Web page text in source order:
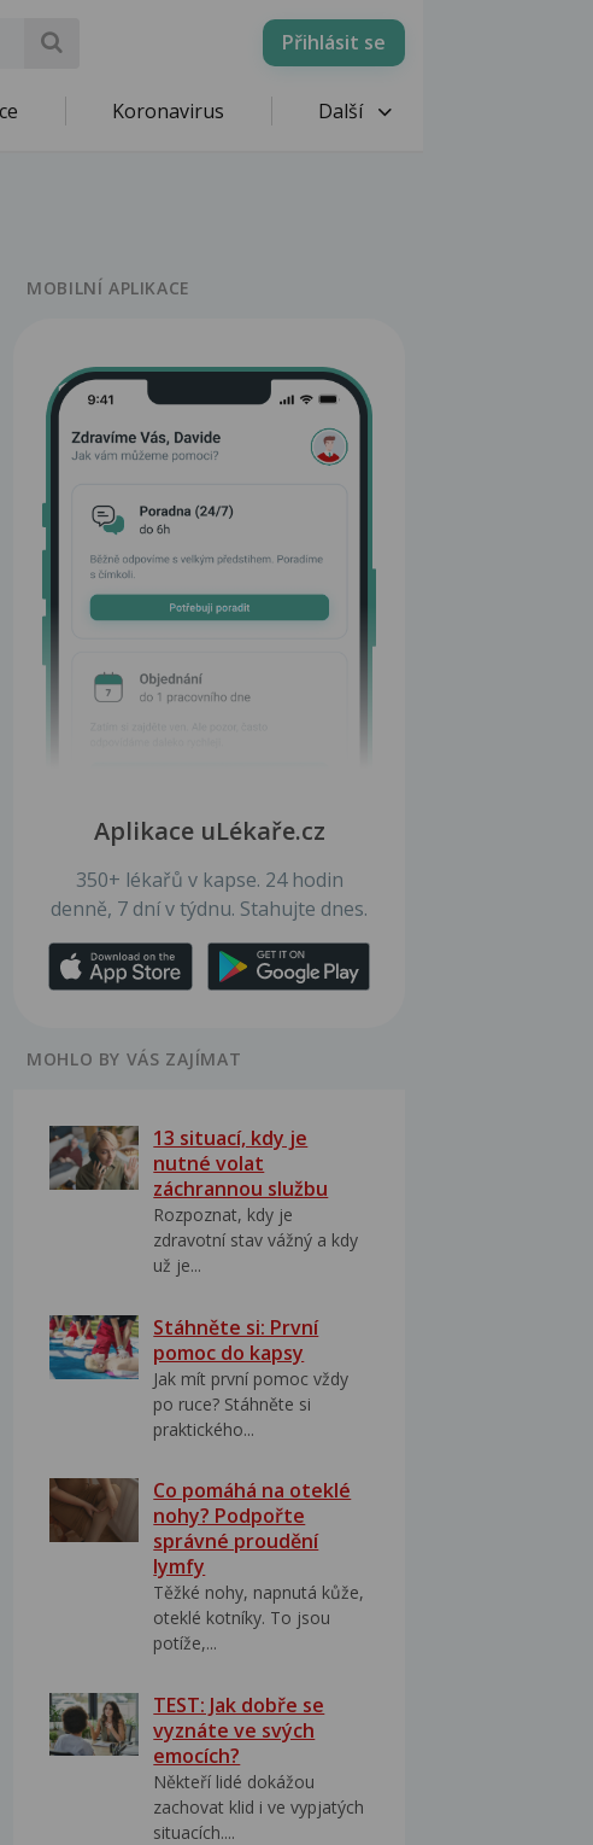
Přihlásit se
Koronavirus Další
MOBILNÍ APLIKACE
Aplikace uLékaře.cz
350+ lékařů v kapse. 24 hodin
denně, 7 dní v týdnu. Stahujte dnes.
MOHLO BY VÁS ZAJÍMAT
13 situací, kdy je
nutné volat
záchrannou službu
Rozpoznat, kdy je
zdravotní stav vážný a kdy
už je...
Stáhněte si: První
pomoc do kapsy
Jak mít první pomoc vždy
po ruce? Stáhněte si
praktického...
Co pomáhá na oteklé
nohy? Podpořte
správné proudění
lymfy
Těžké nohy, napnutá kůže,
oteklé kotníky. To jsou
potíže,...
TEST: Jak dobře se
vyznáte ve svých
emocích?
Někteří lidé dokážou
zachovat klid i ve vypjatých
situacích....